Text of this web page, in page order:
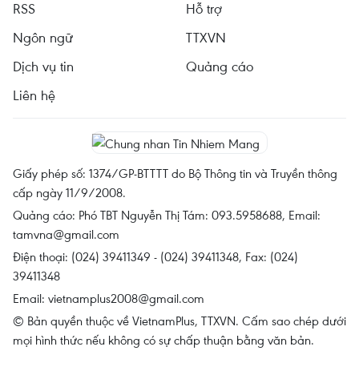
RSS
Hỗ trợ
Ngôn ngữ
TTXVN
Dịch vụ tin
Quảng cáo
Liên hệ
Giấy phép số: 1374/GP-BTTTT do Bộ Thông tin và Truyền thông
cấp ngày 11/9/2008.
Quảng cáo: Phó TBT Nguyễn Thị Tám: 093.5958688, Email:
tamvna@gmail.com
Điện thoại: (024) 39411349 - (024) 39411348, Fax: (024)
39411348
Email: vietnamplus2008@gmail.com
© Bản quyền thuộc về VietnamPlus, TTXVN. Cấm sao chép dưới
mọi hình thức nếu không có sự chấp thuận bằng văn bản.